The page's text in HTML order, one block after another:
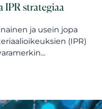
IPR strategiaa
ja usein jopa
(IPR)